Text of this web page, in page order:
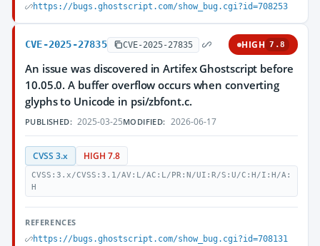
https://bugs.ghostscript.com/show_bug.cgi?id=708253
CVE-2025-27835 CVE-2025-27835 HIGH 7.8
An issue was discovered in Artifex Ghostscript before
10.05.0. A buffer overflow occurs when converting
glyphs to Unicode in psi/zbfont.c.
PUBLISHED: 2025-03-25MODIFIED: 2026-06-17
CVSS 3.x HIGH 7.8
CVSS:3.x/CVSS:3.1/AV:L/AC:L/PR:N/UI:R/S:U/C:H/I:H/A:
H
REFERENCES
https://bugs.ghostscript.com/show_bug.cgi?id=708131